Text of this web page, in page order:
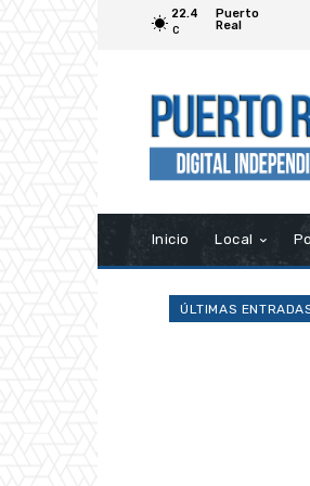
22.4
C
Puerto
Real
Inicio Local
ÚLTIMAS